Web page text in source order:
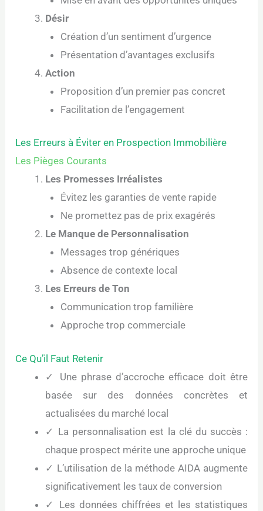
Désir
Création d’un sentiment d’urgence
Présentation d’avantages exclusifs
Action
Proposition d’un premier pas concret
Facilitation de l’engagement
Les Erreurs à Éviter en Prospection Immobilière
Les Pièges Courants
Les Promesses Irréalistes
Évitez les garanties de vente rapide
Ne promettez pas de prix exagérés
Le Manque de Personnalisation
Messages trop génériques
Absence de contexte local
Les Erreurs de Ton
Communication trop familière
Approche trop commerciale
Ce Qu’il Faut Retenir
✓ Une phrase d’accroche efficace doit être
basée sur des données concrètes et
actualisées du marché local
✓ La personnalisation est la clé du succès :
chaque prospect mérite une approche unique
✓ L’utilisation de la méthode AIDA augmente
significativement les taux de conversion
✓ Les données chiffrées et les statistiques